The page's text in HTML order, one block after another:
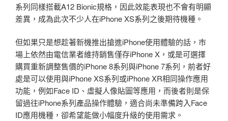
系列同樣搭載A12 Bionic規格，因此效能表現也不會有明顯
差異，成為此次不少人在iPhone XS系列之後期待機種。
但如果只是想趁著新機推出搶進iPhone使用體驗的話，市
場上依然由電信業者維持銷售僅存iPhone X，或是可選擇
購買重新調整售價的iPhone 8系列與iPhone 7系列，前者好
處是可以使用與iPhone XS系列或iPhone XR相同操作應用
功能，例如Face ID、虛擬人像貼圖等應用，而後者則是保
留過往iPhone系列產品操作體驗，適合尚未準備跨入Face
ID應用機種，卻希望能做小幅度升級的使用需求。